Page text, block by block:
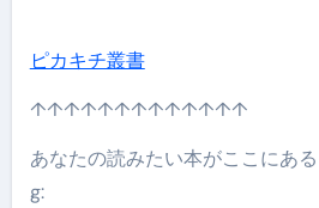
ピカキチ叢書
↑↑↑↑↑↑↑↑↑↑↑↑↑
あなたの読みたい本がここにある
g: